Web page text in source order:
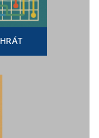
HRÁT